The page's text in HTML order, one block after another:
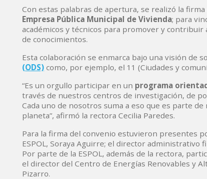
Con estas palabras de apertura, se realizó la firma
Empresa Pública Municipal de Vivienda; para
académicos y técnicos para promover y
de conocimientos.
Esta colaboración se enmarca bajo una visión de
(ODS) como, por ejemplo, el 11 (Ciudades y
“Es un orgullo participar en un programa
través de nuestros centros de investigación, de
Cada uno de nosotros suma a eso que es parte
planeta”, afirmó la rectora Cecilia Paredes.
Para la firma del convenio estuvieron presentes
ESPOL, Soraya Aguirre; el director administrativo
Por parte de la ESPOL, además de la rectora,
el director del Centro de Energías Renovables y
Pizarro.